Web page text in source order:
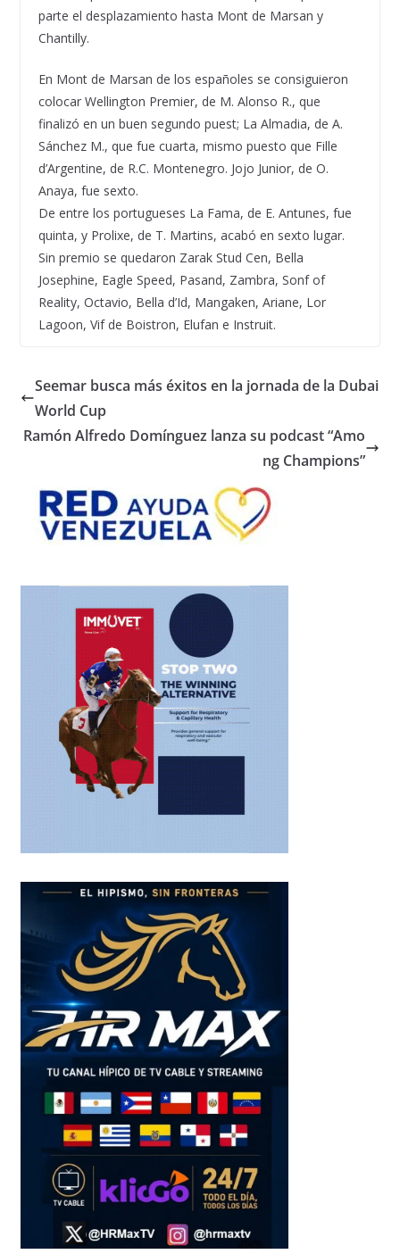
parte el desplazamiento hasta Mont de Marsan y
Chantilly.
En Mont de Marsan de los españoles se consiguieron
colocar Wellington Premier, de M. Alonso R., que
finalizó en un buen segundo puest; La Almadia, de A.
Sánchez M., que fue cuarta, mismo puesto que Fille
d’Argentine, de R.C. Montenegro. Jojo Junior, de O.
Anaya, fue sexto.
De entre los portugueses La Fama, de E. Antunes, fue
quinta, y Prolixe, de T. Martins, acabó en sexto lugar.
Sin premio se quedaron Zarak Stud Cen, Bella
Josephine, Eagle Speed, Pasand, Zambra, Sonf of
Reality, Octavio, Bella d’Id, Mangaken, Ariane, Lor
Lagoon, Vif de Boistron, Elufan e Instruit.
Seemar busca más éxitos en la jornada de la Dubai
World Cup
Ramón Alfredo Domínguez lanza su podcast “Amo
ng Champions”